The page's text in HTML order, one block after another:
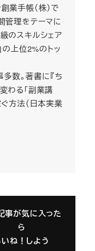
業手帳（株）で
管理をテーマに
のスキルシェア
の上位2%のトッ
数。著書に『ち
わる「副業講
方法（日本実業
事が気に入った
ら
ね！しよう